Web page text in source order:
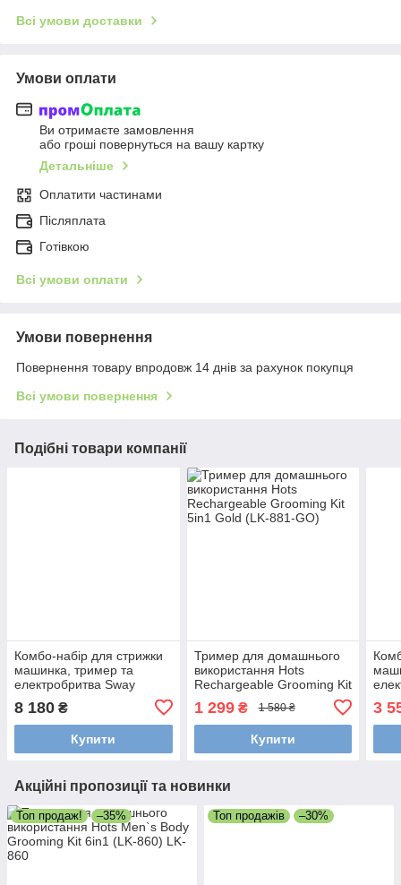
Всі умови доставки
Умови оплати
Ви отримаєте замовлення
або гроші повернуться на вашу картку
Детальніше
Оплатити частинами
Післяплата
Готівкою
Всі умови оплати
Умови повернення
Повернення товару впродовж 14 днів за рахунок покупця
Всі умови повернення
Подібні товари компанії
Комбо-набір для стрижки
машинка, тример та
електробритва Sway
Dipper, Vester, Shaver Pro
Silver (115 KIT1)
8 180 ₴
Купити
Тример для домашнього
використання Hots
Rechargeable Grooming Kit
1 299₴ 1 580 ₴
Купити
3
Акційні пропозиції та новинки
Топ продаж! –35% Топ продажів –30%